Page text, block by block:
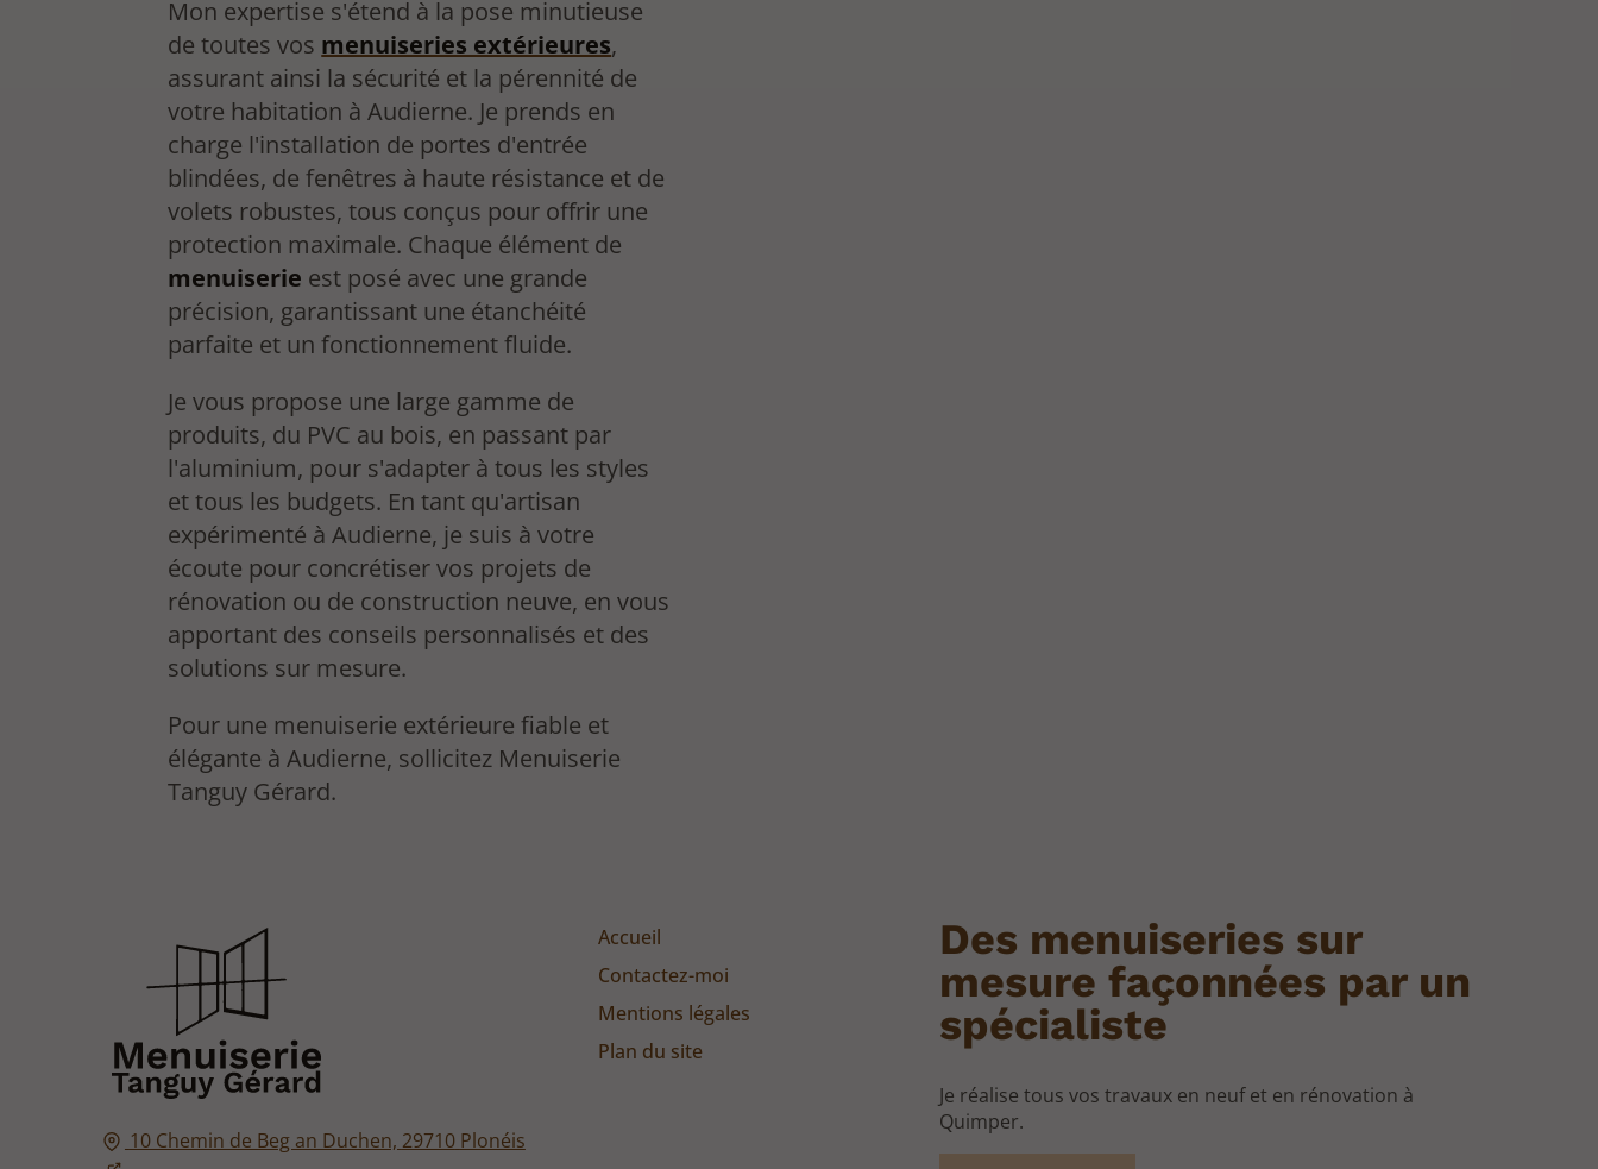
Mon expertise s'étend à la pose minutieuse
de toutes vos menuiseries extérieures,
assurant ainsi la sécurité et la pérennité de
votre habitation à Audierne. Je prends en
charge l'installation de portes d'entrée
blindées, de fenêtres à haute résistance et de
volets robustes, tous conçus pour offrir une
protection maximale. Chaque élément de
menuiserie est posé avec une grande
précision, garantissant une étanchéité
parfaite et un fonctionnement fluide.
Je vous propose une large gamme de
produits, du PVC au bois, en passant par
l'aluminium, pour s'adapter à tous les styles
et tous les budgets. En tant qu'artisan
expérimenté à Audierne, je suis à votre
écoute pour concrétiser vos projets de
rénovation ou de construction neuve, en vous
apportant des conseils personnalisés et des
solutions sur mesure.
Pour une menuiserie extérieure fiable et
élégante à Audierne, sollicitez Menuiserie
Tanguy Gérard.
10 Chemin de Beg an Duchen, 29710 Plonéis
Accueil
Contactez-moi
Mentions légales
Plan du site
Des menuiseries sur
mesure façonnées par un
spécialiste
Je réalise tous vos travaux en neuf et en rénovation à
Quimper.